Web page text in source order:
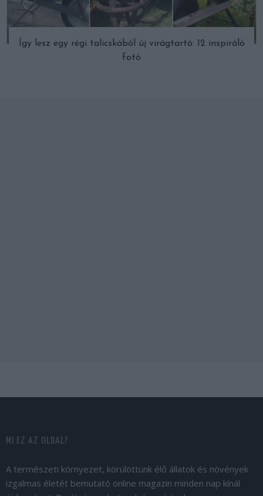
Így lesz egy régi talicskából új virágtartó: 12 inspiráló
fotó
MI EZ AZ OLDAL?
A természeti környezet, körülöttünk élő állatok és növények
izgalmas életét bemutató online magazin minden nap kínál